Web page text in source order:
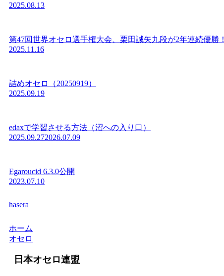
2025.08.13
第47回世界オセロ選手権大会、栗田誠矢九段が2年連続優勝！
2025.11.16
詰めオセロ（20250919）
2025.09.19
edaxで学習させる方法（沼への入り口）
2025.09.272026.07.09
Egaroucid 6.3.0公開
2023.07.10
hasera
ホーム
オセロ
日本オセロ連盟